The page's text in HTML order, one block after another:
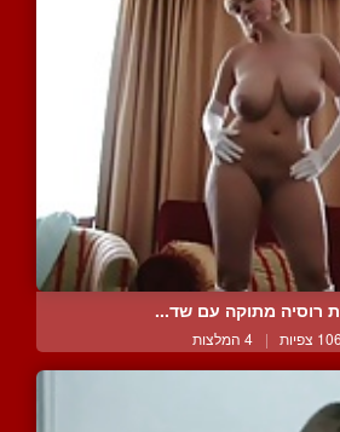
רוסיה מתוקה עם שד...
| 4 המלצות